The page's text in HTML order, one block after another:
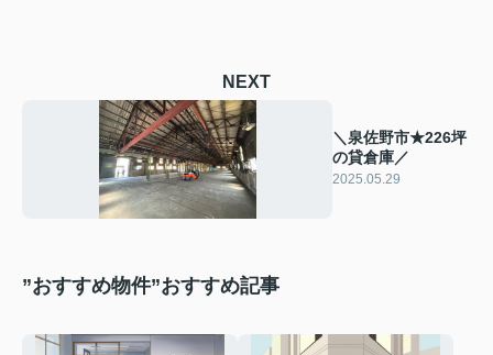
NEXT
＼泉佐野市★226坪
の貸倉庫／
2025.05.29
”おすすめ物件”おすすめ記事